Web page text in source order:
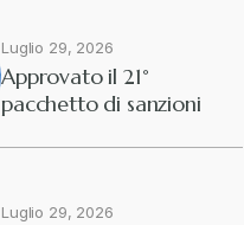
Luglio 29, 2026
Approvato il 21°
pacchetto di sanzioni
Luglio 29, 2026